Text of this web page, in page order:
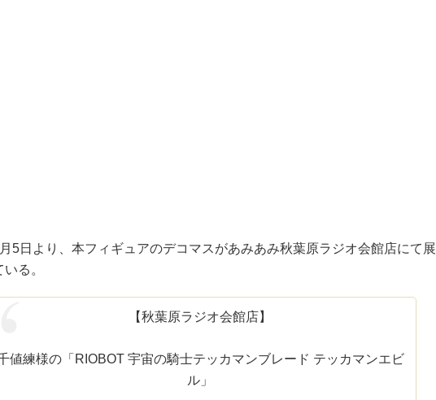
5日より、本フィギュアのデコマスがあみあみ秋葉原ラジオ会館店にて展
る。
【秋葉原ラジオ会館店】
値練様の「RIOBOT 宇宙の騎士テッカマンブレード テッカマンエビ
ル」